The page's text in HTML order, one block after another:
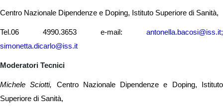
Centro Nazionale Dipendenze e Doping, Istituto Superiore di Sanità,
Tel.06 4990.3653 e-mail: antonella.bacosi@iss.it;
simonetta.dicarlo@iss.it
Moderatori Tecnici
Michele Sciotti, Centro Nazionale Dipendenze e Doping, Istituto
Superiore di Sanità,